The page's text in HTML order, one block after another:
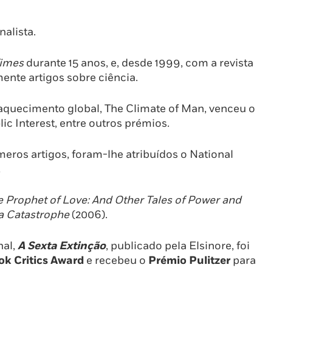
durante 15 anos, e, desde 1999, com a revista
artigos sobre ciência.
global, The Climate of Man, venceu o
Interest, entre outros prémios.
artigos, foram-lhe atribuídos o National
Prophet of Love: And Other Tales of Power and
Catastrophe(2006).
A Sexta Extinção, publicado pela Elsinore, foi
Critics Award e recebeu o Prémio Pulitzer para